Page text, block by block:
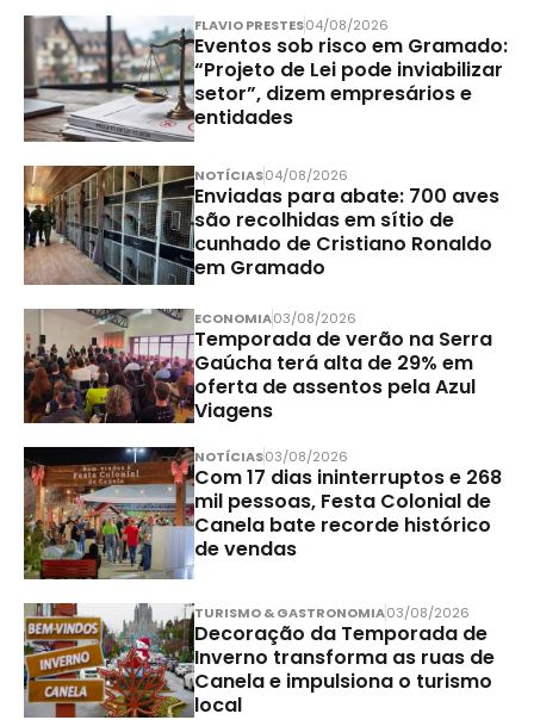
FLAVIO PRESTES04/08/2026
Eventos sob risco em Gramado:
“Projeto de Lei pode inviabilizar
setor”, dizem empresários e
entidades
NOTÍCIAS04/08/2026
Enviadas para abate: 700 aves
são recolhidas em sítio de
cunhado de Cristiano Ronaldo
em Gramado
ECONOMIA03/08/2026
Temporada de verão na Serra
Gaúcha terá alta de 29% em
oferta de assentos pela Azul
Viagens
NOTÍCIAS03/08/2026
Com 17 dias ininterruptos e 268
mil pessoas, Festa Colonial de
Canela bate recorde histórico
de vendas
TURISMO & GASTRONOMIA03/08/2026
Decoração da Temporada de
Inverno transforma as ruas de
Canela e impulsiona o turismo
local